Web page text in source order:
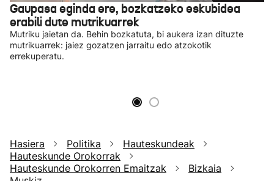
Gaupasa eginda ere, bozkatzeko eskubidea
erabili dute mutrikuarrek
Mutriku jaietan da. Behin bozkatuta, bi aukera izan dituzte
mutrikuarrek: jaiez gozatzen jarraitu edo atzokotik
errekuperatu.
Hasiera Politika
Hauteskundeak
Hauteskunde Orokorrak
Hauteskunde Orokorren Emaitzak
Bizkaia